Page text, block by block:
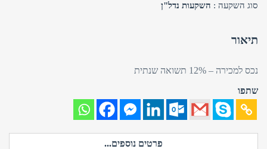
חזור לאתר התחבר סוג השקעה : השקעות נדל"ן
תיאור
נכס למכירה – 12% תשואה שנתית
שתפו
פרטים נוספים...